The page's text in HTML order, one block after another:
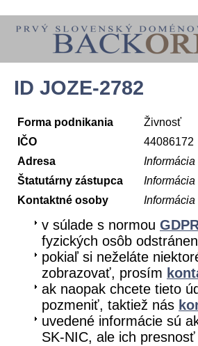
ID JOZE-2782
Forma podnikania
Živnosť
IČO
44086172
Adresa
Štatutárny zástupca
Kontaktné osoby
v súlade s normou
fyzických osôb
pokiaľ si neželáte
zobrazovať, prosím
ak naopak chcete tieto
pozmeniť, taktiež nás
uvedené informácie sú
SK-NIC, ale ich